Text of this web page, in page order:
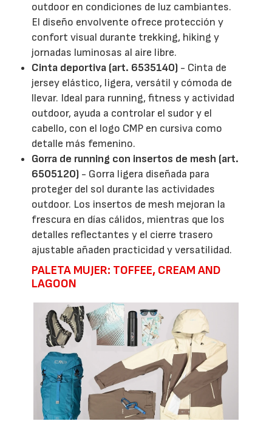
outdoor en condiciones de luz cambiantes.
El diseño envolvente ofrece protección y
confort visual durante trekking, hiking y
jornadas luminosas al aire libre.
Cinta deportiva (art. 6535140) - Cinta de
jersey elástico, ligera, versátil y cómoda de
llevar. Ideal para running, fitness y actividad
outdoor, ayuda a controlar el sudor y el
cabello, con el logo CMP en cursiva como
detalle más femenino.
Gorra de running con insertos de mesh (art.
6505120) - Gorra ligera diseñada para
proteger del sol durante las actividades
outdoor. Los insertos de mesh mejoran la
frescura en días cálidos, mientras que los
detalles reflectantes y el cierre trasero
ajustable añaden practicidad y versatilidad.
PALETA MUJER: TOFFEE, CREAM AND
LAGOON